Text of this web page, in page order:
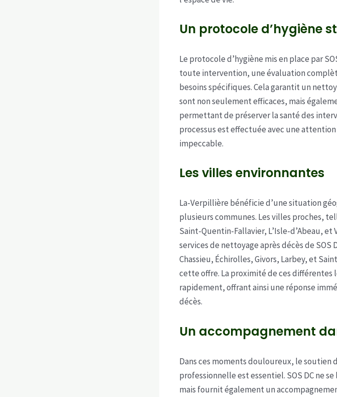
Un protocole d’hygiène
Le protocole d’hygiène mis en place par
toute intervention, une évaluation
besoins spécifiques. Cela garantit un
sont non seulement efficaces, mais
permettant de préserver la santé des
processus est effectuée avec une
impeccable.
Les villes environnantes
La-Verpillière bénéficie d’une situation
plusieurs communes. Les villes proches,
Saint-Quentin-Fallavier, L’Isle-d’Abeau,
services de nettoyage après décès de SOS
Chassieu, Échirolles, Givors, Larbey, et
cette offre. La proximité de ces différentes
rapidement, offrant ainsi une réponse
décès.
Un accompagnement
Dans ces moments douloureux, le soutien
professionnelle est essentiel. SOS DC ne
mais fournit également un